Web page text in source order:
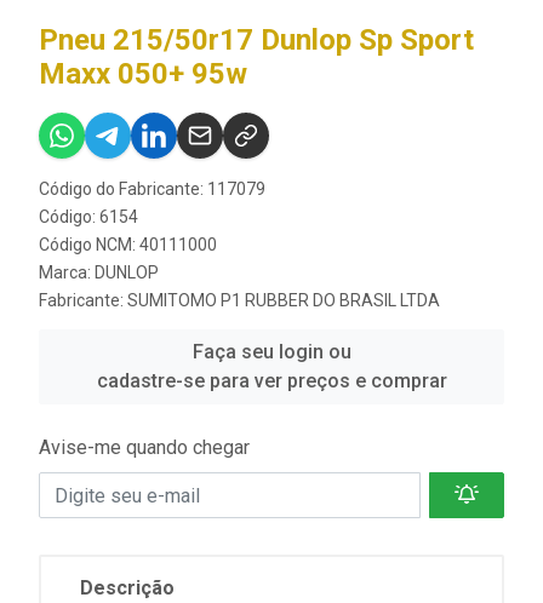
Pneu 215/50r17 Dunlop Sp Sport
Maxx 050+ 95w
Código do Fabricante: 117079
Código: 6154
Código NCM: 40111000
Marca: DUNLOP
Fabricante: SUMITOMO P1 RUBBER DO BRASIL LTDA
Faça seu login ou
cadastre-se para ver preços e comprar
Avise-me quando chegar
Descrição